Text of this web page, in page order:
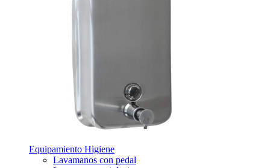
Equipamiento Higiene
Lavamanos con pedal